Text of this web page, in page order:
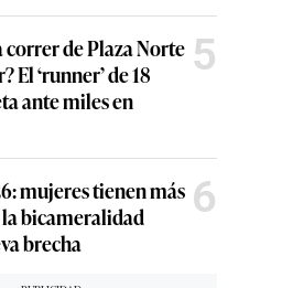
correr de Plaza Norte
El ‘runner’ de 18
ante miles en
5
mujeres tienen más
la bicameralidad
brecha
6